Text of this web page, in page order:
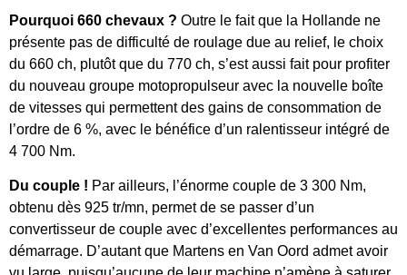
Pourquoi 660 chevaux ? Outre le fait que la Hollande ne
présente pas de difficulté de roulage due au relief, le choix
du 660 ch, plutôt que du 770 ch, s’est aussi fait pour profiter
du nouveau groupe motopropulseur avec la nouvelle boîte
de vitesses qui permettent des gains de consommation de
l’ordre de 6 %, avec le bénéfice d’un ralentisseur intégré de
4 700 Nm.
Du couple ! Par ailleurs, l’énorme couple de 3 300 Nm,
obtenu dès 925 tr/mn, permet de se passer d’un
convertisseur de couple avec d’excellentes performances au
démarrage. D’autant que Martens en Van Oord admet avoir